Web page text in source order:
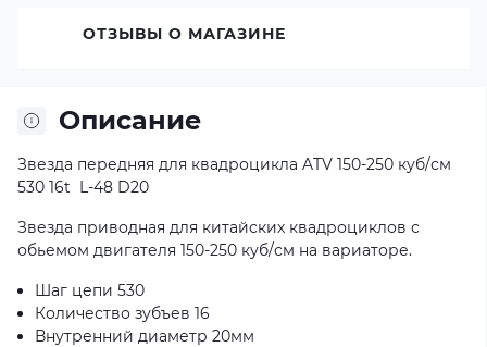
Описание
Звезда передняя для квадроцикла ATV 150-250 куб/см
530 16t L-48 D20
Звезда приводная для китайских квадроциклов с
обьемом двигателя 150-250 куб/см на вариаторе.
Шаг цепи 530
Количество зубъев 16
Внутренний диаметр 20мм
ОТЗЫВЫ О МАГАЗИНЕ